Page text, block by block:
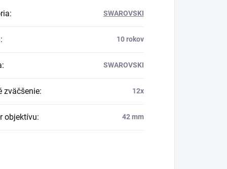
: SWAROVSKI
: 10 rokov
: SWAROVSKI
zväčšenie: 12x
objektívu: 42 mm